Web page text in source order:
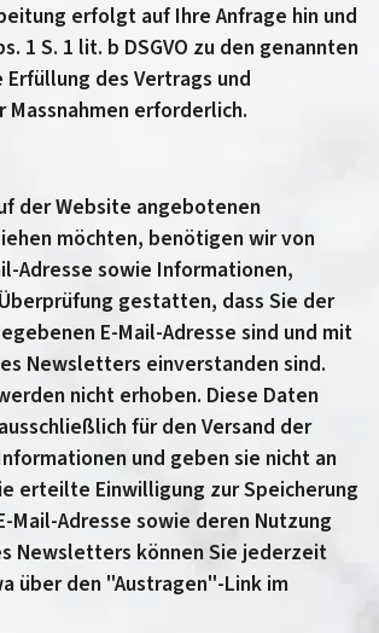
erfolgt auf Ihre Anfrage hin und
1 S. 1 lit. b DSGVO zu den genannten
des Vertrags und
erforderlich.
der Website angebotenen
möchten, benötigen wir von
Adresse sowie Informationen,
gestatten, dass Sie der
E-Mail-Adresse sind und mit
Newsletters einverstanden sind.
nicht erhoben. Diese Daten
für den Versand der
und geben sie nicht an
erteilte Einwilligung zur Speicherung
Mail-Adresse sowie deren Nutzung
Newsletters können Sie jederzeit
über den "Austragen"-Link im